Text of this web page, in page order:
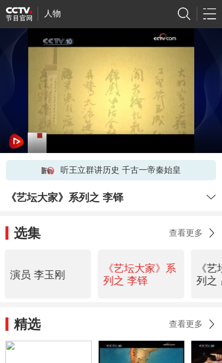
人物
听王立群讲历史 千古一帝秦始皇
《艺坛大家》系列之 李铎
选集 查看更多
演员 李玉刚
《艺坛大家》系
列之 李铎
《
列之
精选 查看更多